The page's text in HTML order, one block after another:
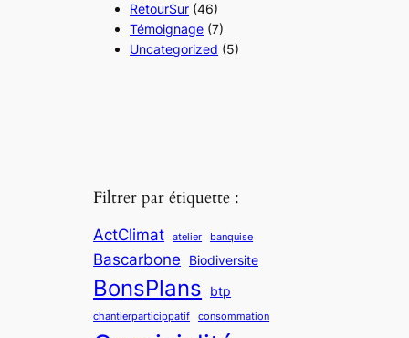
RetourSur (46)
Témoignage (7)
Uncategorized (5)
Filtrer par étiquette :
ActClimat atelier banquise
Bascarbone Biodiversite
BonsPlans btp
chantierparticippatif consommation